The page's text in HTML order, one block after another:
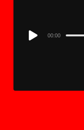
Audio
00:00